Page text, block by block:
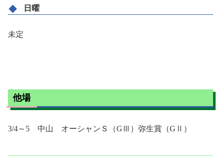
日曜
未定
他場
3/4～5 中山 オーシャンＳ（GⅢ）弥生賞（GⅡ）